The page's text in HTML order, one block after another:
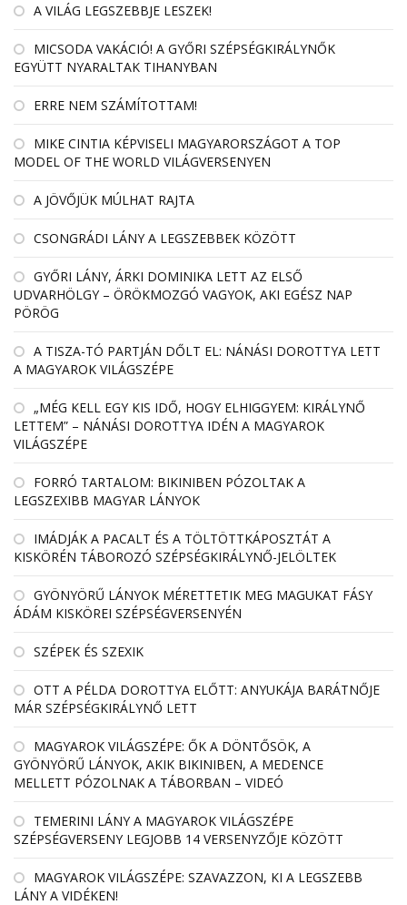
A VILÁG LEGSZEBBJE LESZEK!
MICSODA VAKÁCIÓ! A GYŐRI SZÉPSÉGKIRÁLYNŐK
EGYÜTT NYARALTAK TIHANYBAN
ERRE NEM SZÁMÍTOTTAM!
MIKE CINTIA KÉPVISELI MAGYARORSZÁGOT A TOP
MODEL OF THE WORLD VILÁGVERSENYEN
A JÖVŐJÜK MÚLHAT RAJTA
CSONGRÁDI LÁNY A LEGSZEBBEK KÖZÖTT
GYŐRI LÁNY, ÁRKI DOMINIKA LETT AZ ELSŐ
UDVARHÖLGY – ÖRÖKMOZGÓ VAGYOK, AKI EGÉSZ NAP
PÖRÖG
A TISZA-TÓ PARTJÁN DŐLT EL: NÁNÁSI DOROTTYA LETT
A MAGYAROK VILÁGSZÉPE
„MÉG KELL EGY KIS IDŐ, HOGY ELHIGGYEM: KIRÁLYNŐ
LETTEM” – NÁNÁSI DOROTTYA IDÉN A MAGYAROK
VILÁGSZÉPE
FORRÓ TARTALOM: BIKINIBEN PÓZOLTAK A
LEGSZEXIBB MAGYAR LÁNYOK
IMÁDJÁK A PACALT ÉS A TÖLTÖTTKÁPOSZTÁT A
KISKÖRÉN TÁBOROZÓ SZÉPSÉGKIRÁLYNŐ-JELÖLTEK
GYÖNYÖRŰ LÁNYOK MÉRETTETIK MEG MAGUKAT FÁSY
ÁDÁM KISKÖREI SZÉPSÉGVERSENYÉN
SZÉPEK ÉS SZEXIK
OTT A PÉLDA DOROTTYA ELŐTT: ANYUKÁJA BARÁTNŐJE
MÁR SZÉPSÉGKIRÁLYNŐ LETT
MAGYAROK VILÁGSZÉPE: ŐK A DÖNTŐSÖK, A
GYÖNYÖRŰ LÁNYOK, AKIK BIKINIBEN, A MEDENCE
MELLETT PÓZOLNAK A TÁBORBAN – VIDEÓ
TEMERINI LÁNY A MAGYAROK VILÁGSZÉPE
SZÉPSÉGVERSENY LEGJOBB 14 VERSENYZŐJE KÖZÖTT
MAGYAROK VILÁGSZÉPE: SZAVAZZON, KI A LEGSZEBB
LÁNY A VIDÉKEN!